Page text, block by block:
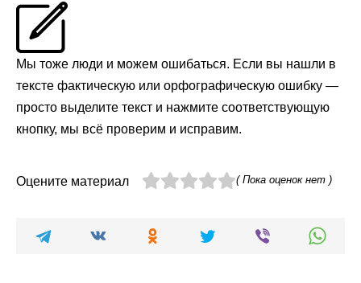
Мы тоже люди и можем ошибаться. Если вы нашли в
тексте фактическую или орфографическую ошибку —
просто выделите текст и нажмите соответствующую
кнопку, мы всё проверим и исправим.
Оцените материал ( Пока оценок нет )